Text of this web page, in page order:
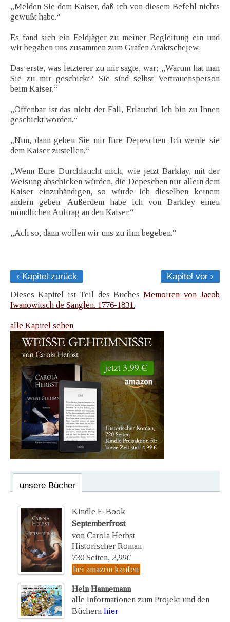
„Melden Sie dem Kaiser, daß ich von diesem Befehl nichts
gewußt habe.“
Es fand sich ein Feldjäger zu meiner Begleitung ein und
wir begaben uns zusammen zum Grafen Araktschejew.
Das erste, was letzterer zu mir sagte, war: „Warum hat man
Sie zu mir geschickt? Sie sind selbst Vertrauensperson
beim Kaiser.“
„Offenbar ist das nicht der Fall, Erlaucht! Ich bin zu Ihnen
geschickt worden.“
„Nun, dann geben Sie mir Ihre Depeschen. Ich werde sie
dem Kaiser zustellen.“
„Wenn Eure Durchlaucht mich, wie jetzt Barklay, mit der
Weisung abschicken würden, die Depeschen nur allein dem
Kaiser einzuhändigen, so würde ich dieselben keinem
andern geben. Außerdem habe ich von Barkley einen
mündlichen Auftrag an den Kaiser.“
„Ach so, dann wollen wir uns zu ihm begeben.“
‹ Kapitel zurück
Kapitel vor ›
Dieses Kapitel ist Teil des BuchesMemoiren von Jacob
Iwanowitsch de Sanglen. 1776-1831.
alle Kapitel sehen
unsere Bücher
Kindle E-Book
Septemberfrost
von Carola Herbst
Historischer Roman
730 Seiten, 2,99€
bei amazon kaufen
Hein Hannemann
alle Informationen zum Projekt und den
Büchern hier